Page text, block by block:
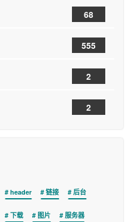
68
555
2
2
header 链接 后台
下载 图片 服务器